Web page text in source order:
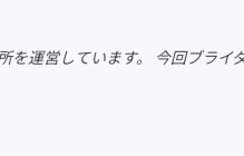
・飲食店
を運営しています。 今回ブラ